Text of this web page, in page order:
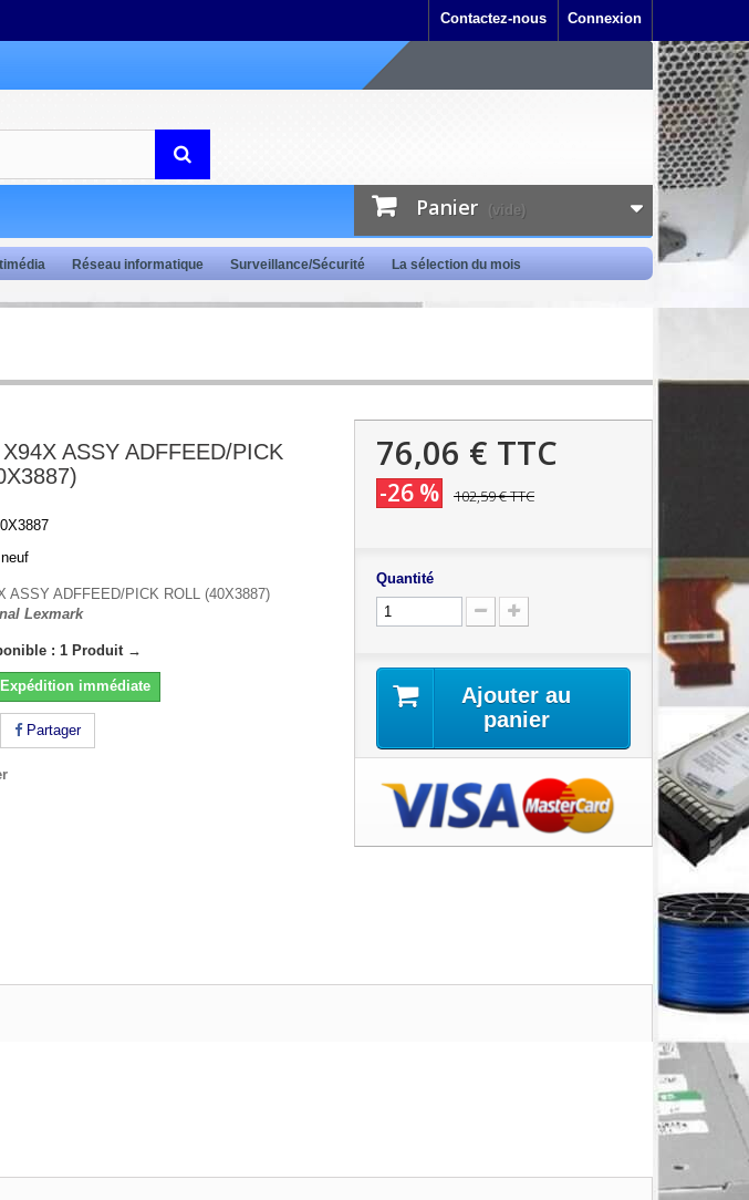
Connexion
Contactez-nous
Panier (vide)
Réseau informatique Surveillance/Sécurité La sélection du mois
ASSY ADFFEED/PICK
ASSY ADFFEED/PICK ROLL (40X3887)
Lexmark
: 1 Produit →
immédiate
Partager
76,06 € TTC
-26 % 102,59 €TTC
Quantité
Ajouter au
panier